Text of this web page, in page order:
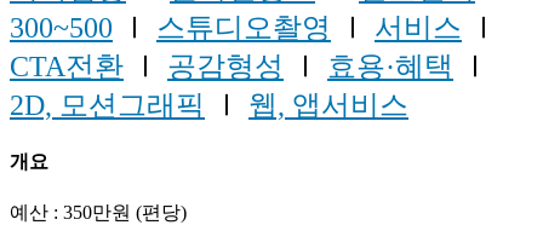
300~500 Ⅰ 스튜디오촬영 Ⅰ 서비스 Ⅰ
CTA전환 Ⅰ 공감형성 Ⅰ 효용·혜택
Ⅰ
2D, 모션그래픽
Ⅰ 웹, 앱서비스
개요
예산 : 350만원 (편당)